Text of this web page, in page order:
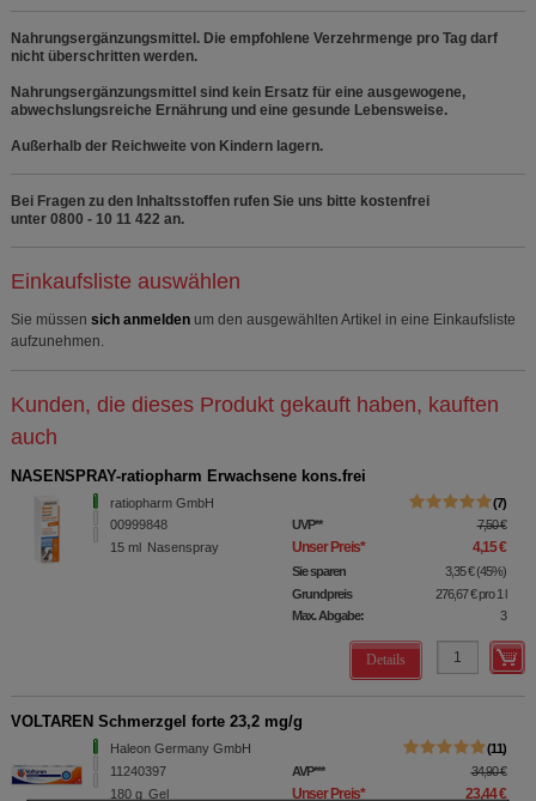
Nahrungsergänzungsmittel. Die empfohlene Verzehrmenge pro Tag darf
nicht überschritten werden.
Nahrungsergänzungsmittel sind kein Ersatz für eine ausgewogene,
abwechslungsreiche Ernährung und eine gesunde Lebensweise.
Außerhalb der Reichweite von Kindern lagern.
Bei Fragen zu den Inhaltsstoffen rufen Sie uns bitte kostenfrei
unter 0800 - 10 11 422 an.
Einkaufsliste auswählen
Sie müssen sich anmelden um den ausgewählten Artikel in eine Einkaufsliste
aufzunehmen.
Kunden, die dieses Produkt gekauft haben, kauften
auch
NASENSPRAY-ratiopharm Erwachsene kons.frei
ratiopharm GmbH
00999848
15 ml Nasenspray
7
UVP** 7,50 €
Unser Preis* 4,15 €
Sie sparen 3,35 € (45%)
Grundpreis
276,67 €pro 1 l
Max. Abgabe:
3
Details
VOLTAREN Schmerzgel forte 23,2 mg/g
Haleon Germany GmbH
11240397
180 g Gel
11
AVP*** 34,90 €
Unser Preis* 23,44 €